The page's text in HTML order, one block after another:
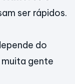
ser rápidos.
do
gente